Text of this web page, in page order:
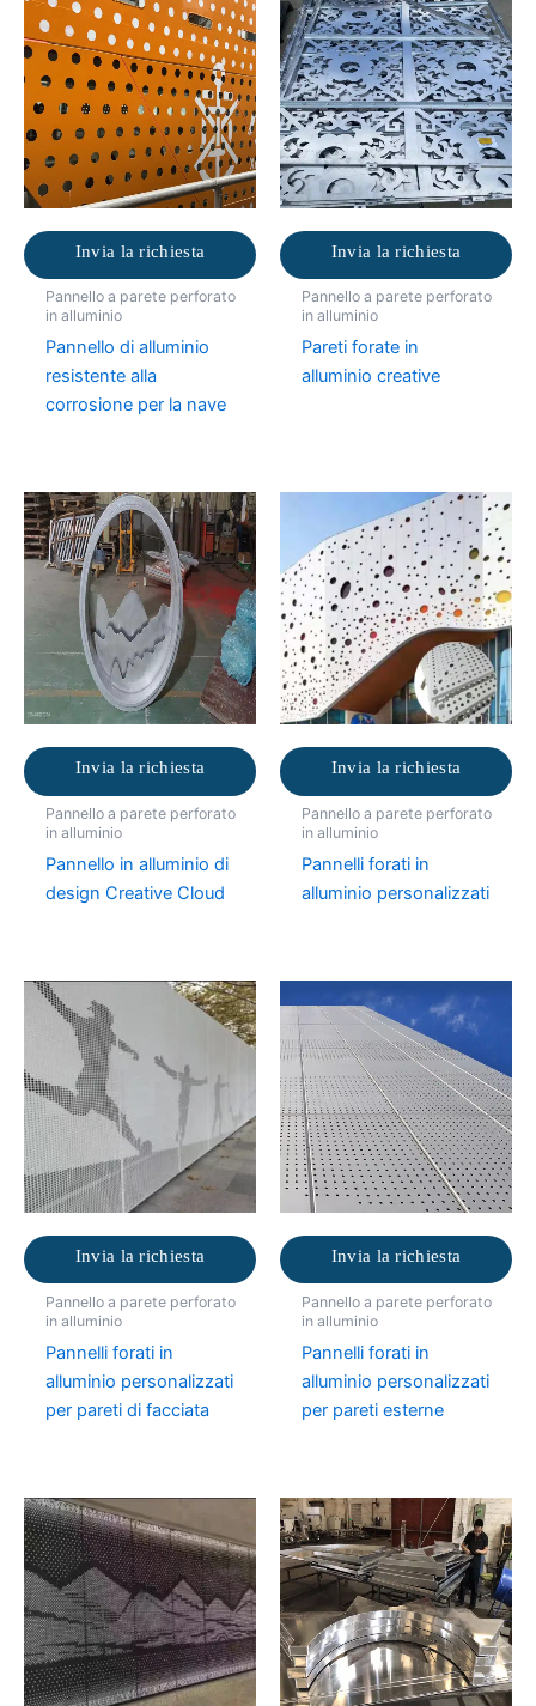
Invia la richiesta
Pannello a parete perforato
in alluminio
Pannello di alluminio
resistente alla
corrosione per la nave
Invia la richiesta
Pannello a parete perforato
in alluminio
Pareti forate in
alluminio creative
Invia la richiesta
Pannello a parete perforato
in alluminio
Pannello in alluminio di
design Creative Cloud
Invia la richiesta
Pannello a parete perforato
in alluminio
Pannelli forati in
alluminio personalizzati
Invia la richiesta
Pannello a parete perforato
in alluminio
Pannelli forati in
alluminio personalizzati
per pareti di facciata
Invia la richiesta
Pannello a parete perforato
in alluminio
Pannelli forati in
alluminio personalizzati
per pareti esterne